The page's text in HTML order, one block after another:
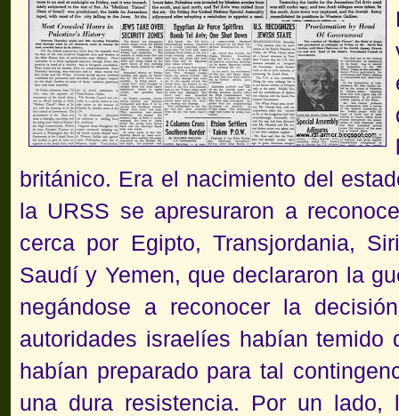
británico. Era el nacimiento del
la URSS se apresuraron a
cerca por Egipto, Transjordania,
Saudí y Yemen, que declararon la
negándose a reconocer la
autoridades israelíes habían
habían preparado para tal
una dura resistencia. Por un lado,